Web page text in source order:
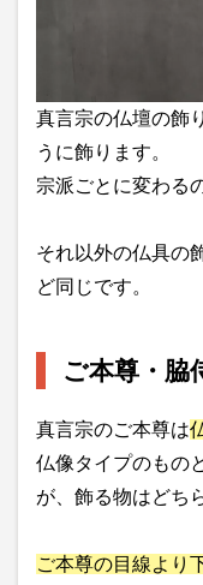
真言宗の仏壇の飾
うに飾ります。
宗派ごとに変わる
それ以外の仏具の
ど同じです。
ご本尊・脇
真言宗のご本尊は
仏像タイプのもの
が、飾る物はどち
ご本尊の目線より